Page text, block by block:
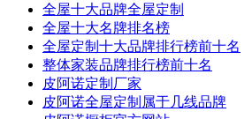
全屋十大品牌全屋定制
全屋十大名牌排名榜
全屋定制十大品牌排行榜前十名
整体家装品牌排行榜前十名
皮阿诺定制厂家
皮阿诺全屋定制属于几线品牌